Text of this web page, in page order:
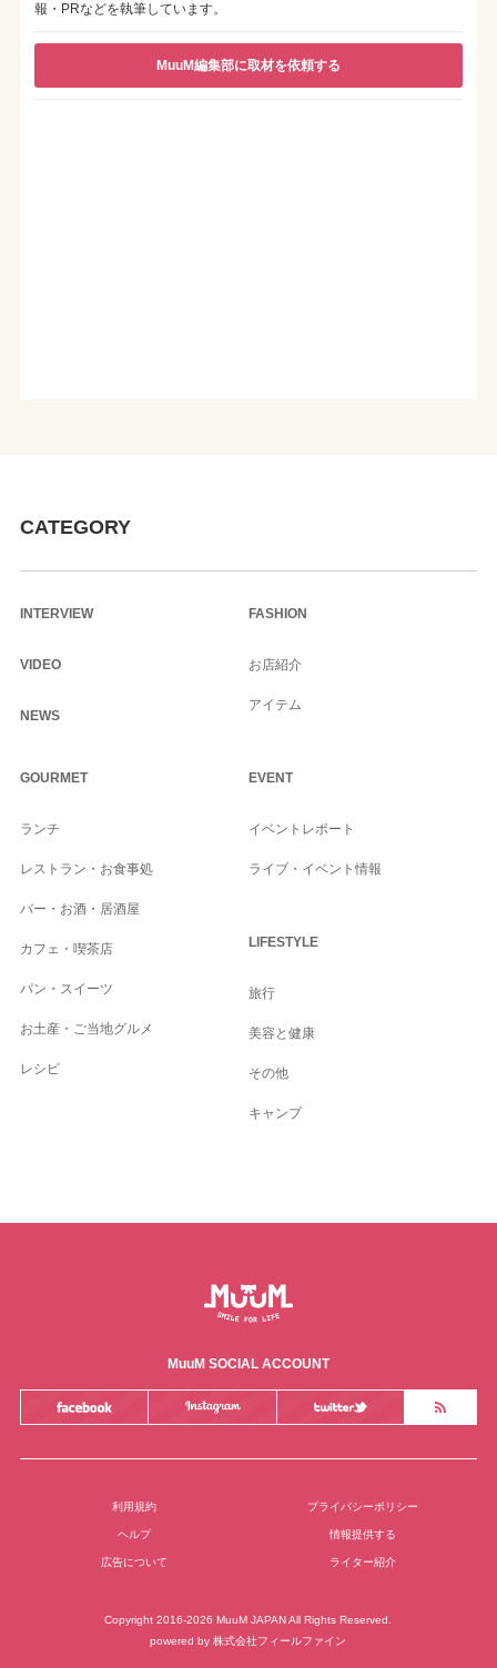
報・PRなどを執筆しています。
MuuM編集部に取材を依頼する
CATEGORY
INTERVIEW
VIDEO
NEWS
FASHION
お店紹介
アイテム
GOURMET
ランチ
レストラン・お食事処
バー・お酒・居酒屋
カフェ・喫茶店
パン・スイーツ
お土産・ご当地グルメ
レシピ
EVENT
イベントレポート
ライブ・イベント情報
LIFESTYLE
旅行
美容と健康
その他
キャンプ
MuuM SOCIAL ACCOUNT
利用規約 プライバシーポリシー
ヘルプ 情報提供する
広告について ライター紹介
Copyright 2016-2026 MuuM JAPAN All Rights Reserved.
powered by株式会社フィールファイン